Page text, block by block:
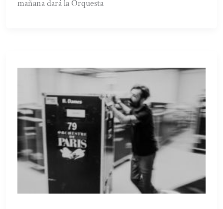
mañana dará la Orquesta